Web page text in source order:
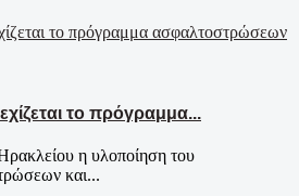
το πρόγραμμα...
η υλοποίηση του
και...